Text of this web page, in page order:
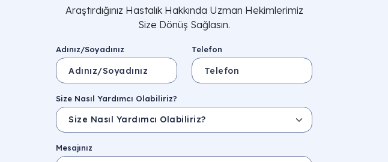
Araştırdığınız Hastalık Hakkında Uzman Hekimlerimiz
Size Dönüş Sağlasın.
Adınız/Soyadınız Telefon
Size Nasıl Yardımcı Olabiliriz?
Mesajınız